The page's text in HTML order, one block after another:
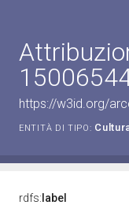
https://w3id.org/
ENTITÀ DI TIPO:
rdfs: label